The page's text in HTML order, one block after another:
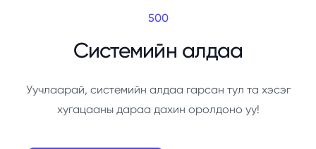
500
Системийн алдаа
Уучлаарай, системийн алдаа гарсан тул та хэсэг
хугацааны дараа дахин оролдоно уу!